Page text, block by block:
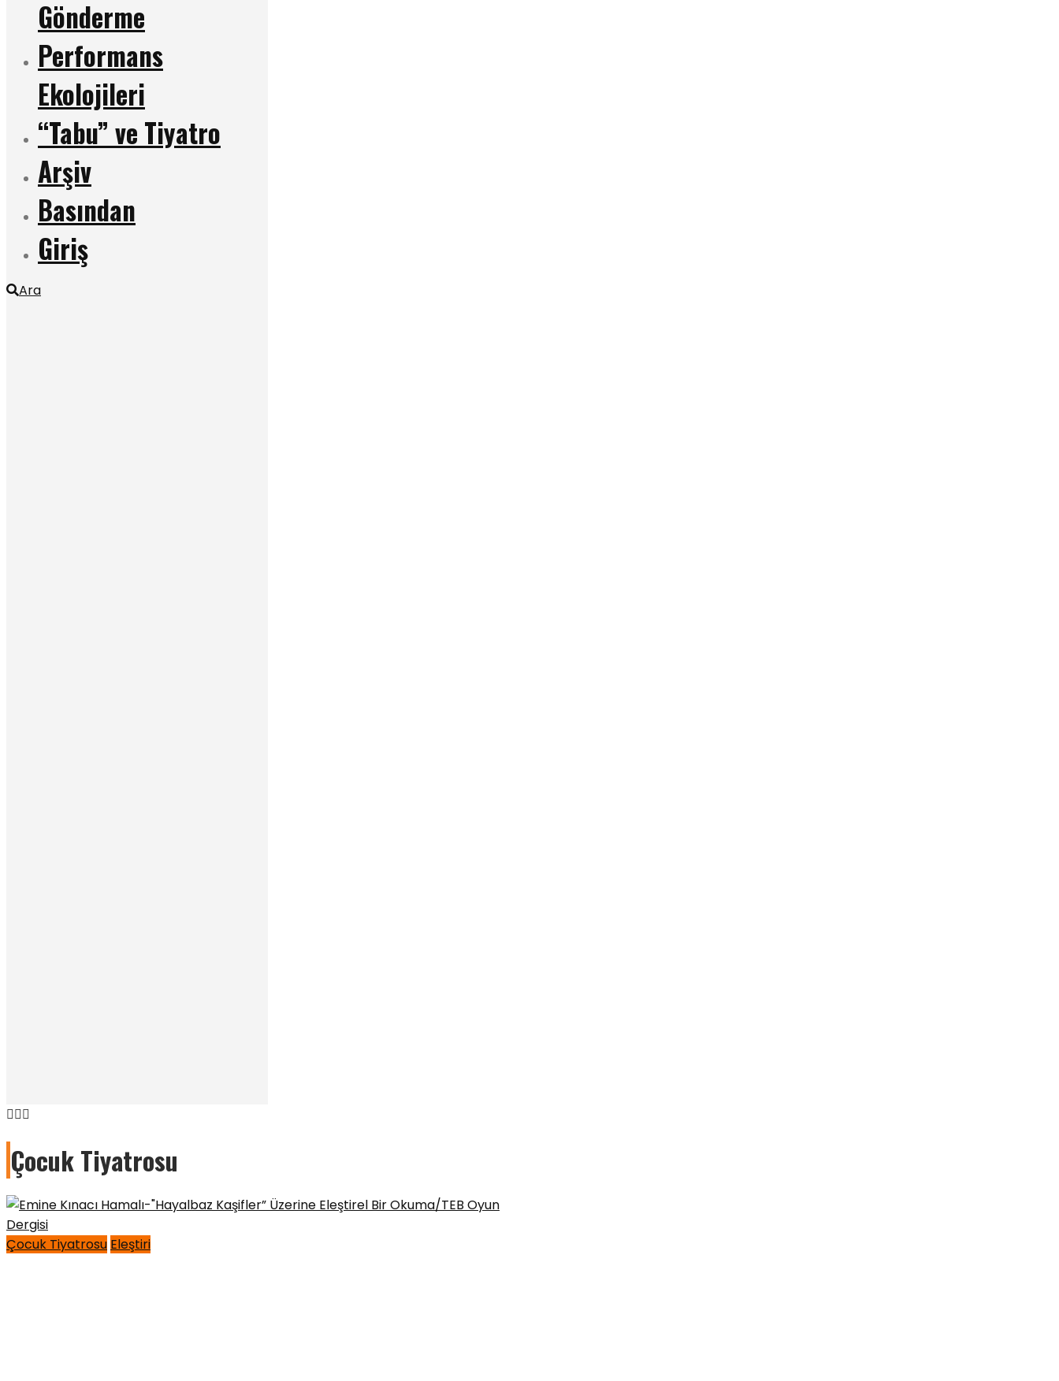
Gönderme
Performans
Ekolojileri
“Tabu” ve Tiyatro
Arşiv
Basından
Giriş
Ara
Çocuk Tiyatrosu
Çocuk Tiyatrosu Eleştiri